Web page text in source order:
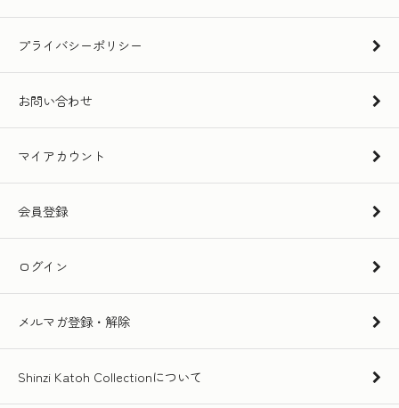
プライバシーポリシー
お問い合わせ
マイアカウント
会員登録
ログイン
メルマガ登録・解除
Shinzi Katoh Collectionについて